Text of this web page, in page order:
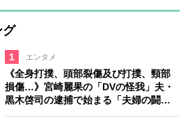
グ
1 エンタメ
《全身打撲、頭部裂傷及び打撲、頸部
損傷…》宮崎麗果の「DVの怪我」夫・
黒木啓司の逮捕で始まる「夫婦の闘